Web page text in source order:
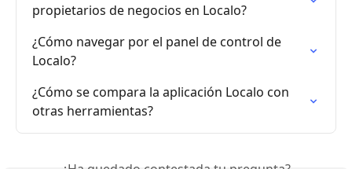
propietarios de negocios en Localo?
¿Cómo navegar por el panel de control de
Localo?
¿Cómo se compara la aplicación Localo con
otras herramientas?